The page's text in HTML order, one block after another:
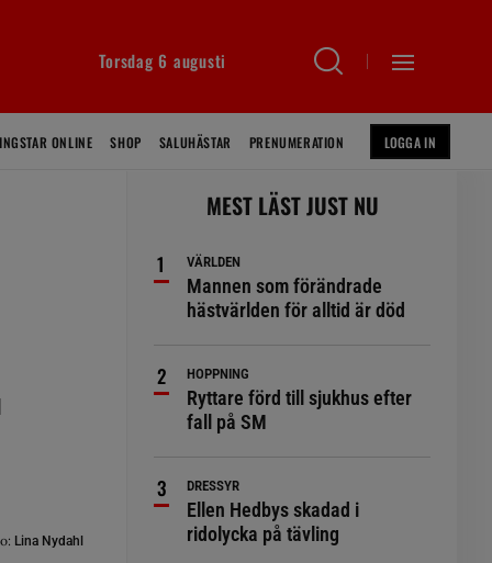
Torsdag 6 augusti
ONLINE SHOP SALUHÄSTAR PRENUMERATION LOGGA IN
Lina Nydahl
MEST LÄST JUST NU
VÄRLDEN
Mannen som förändrade
hästvärlden för alltid är död
HOPPNING
Ryttare förd till sjukhus efter
fall på SM
DRESSYR
Ellen Hedbys skadad i
ridolycka på tävling